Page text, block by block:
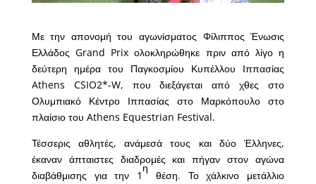
Με την απονομή του αγωνίσματος Φίλιππος Ένωσις
Ελλάδος Grand Prix ολοκληρώθηκε πριν από λίγο η
δεύτερη ημέρα του Παγκοσμίου Κυπέλλου Ιππασίας
Athens CSIO2*-W, που διεξάγεται από χθες στο
Ολυμπιακό Κέντρο Ιππασίας στο Μαρκόπουλο στο
πλαίσιο του Athens Equestrian Festival.
Τέσσερις αθλητές, ανάμεσά τους και δύο Έλληνες,
έκαναν άπταιστες διαδρομές και πήγαν στον αγώνα
διαβάθμισης για την 1
η
θέση. Το χάλκινο μετάλλιο